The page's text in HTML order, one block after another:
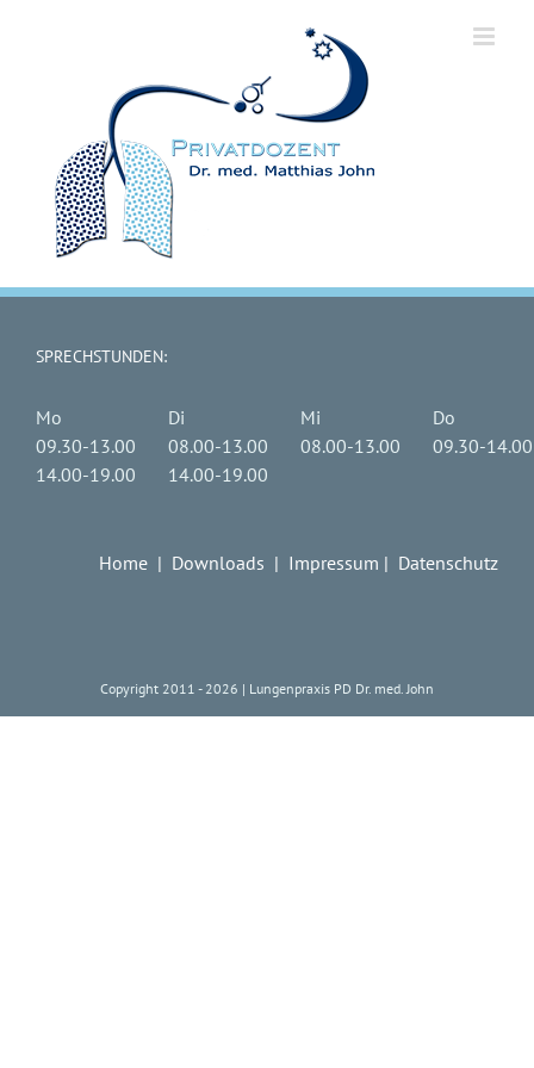
SPRECHSTUNDEN:
Mo Di Mi
Do
09.30-13.00
08.00-13.00 08.00-13.00
09.30-14.00
14.00-19.00
14.00-19.00
Home | Downloads | Impressum | Datenschutz
Copyright 2011 - 2026 | Lungenpraxis PD Dr. med. John